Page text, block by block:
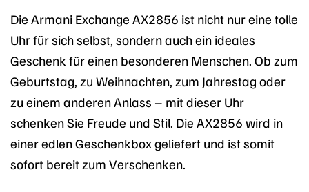
Die Armani Exchange AX2856 ist nicht nur eine tolle
Uhr für sich selbst, sondern auch ein ideales
Geschenk für einen besonderen Menschen. Ob zum
Geburtstag, zu Weihnachten, zum Jahrestag oder
zu einem anderen Anlass – mit dieser Uhr
schenken Sie Freude und Stil. Die AX2856 wird in
einer edlen Geschenkbox geliefert und ist somit
sofort bereit zum Verschenken.